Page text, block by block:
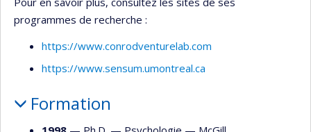
programmes de recherche :
https://www.conrodventurelab.com
https://www.sensum.umontreal.ca
Formation